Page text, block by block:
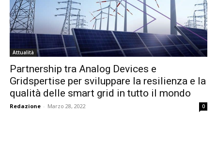
Attualità
Partnership tra Analog Devices e
Gridspertise per sviluppare la resilienza e la
qualità delle smart grid in tutto il mondo
Redazione - Marzo 28, 2022 0